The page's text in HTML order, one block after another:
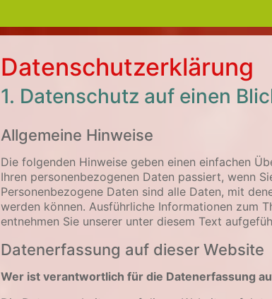
Datenschutzerklärung
1. Datenschutz auf einen
Allgemeine Hinweise
Die folgenden Hinweise geben einen einfachen
Ihren personenbezogenen Daten passiert, wenn
Personenbezogene Daten sind alle Daten, mit
werden können. Ausführliche Informationen zum
entnehmen Sie unserer unter diesem Text
Datenerfassung auf dieser Website
Wer ist verantwortlich für die Datenerfassung